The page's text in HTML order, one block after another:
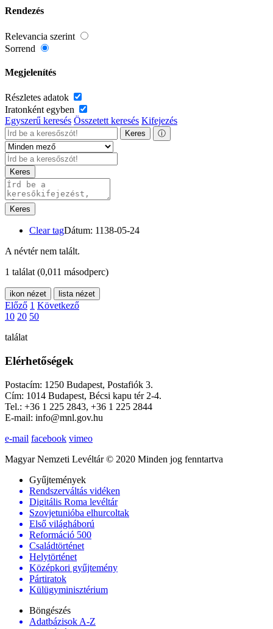
Rendezés
Relevancia szerint
Sorrend
Megjelenítés
Részletes adatok
Iratonként egyben
Egyszerű keresés Összetett keresés Kifejezés
Keres ⓘ
Keres
Keres
Clear tagDátum: 1138-05-24
A névtér nem talált.
1 találat (0,011 másodperc)
ikon nézet lista nézet
Előző 1 Következő
10 20 50
találat
Elérhetőségek
Postacím: 1250 Budapest, Postafiók 3.
Cím: 1014 Budapest, Bécsi kapu tér 2-4.
Tel.: +36 1 225 2843, +36 1 225 2844
E-mail: info@mnl.gov.hu
e-mail facebook vimeo
Magyar Nemzeti Levéltár © 2020 Minden jog fenntartva
Gyűjtemények
Rendszerváltás vidéken
Digitális Roma levéltár
Szovjetunióba elhurcoltak
Első világháború
Reformáció 500
Családtörténet
Helytörténet
Középkori gyűjtemény
Pártiratok
Külügyminisztérium
Böngészés
Adatbázisok A-Z